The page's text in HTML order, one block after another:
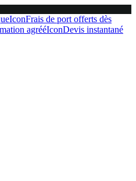
IconFrais de port offerts dès
agrééIconDevis instantané